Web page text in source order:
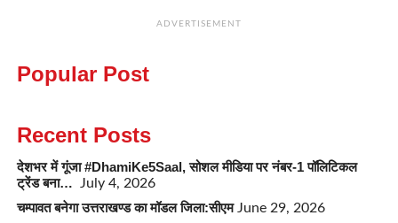
ADVERTISEMENT
Popular Post
Recent Posts
देशभर में गूंजा #DhamiKe5Saal, सोशल मीडिया पर नंबर-1 पॉलिटिकल
ट्रेंड बना…
July 4, 2026
चम्पावत बनेगा उत्तराखण्ड का मॉडल जिला:सीएम June 29, 2026